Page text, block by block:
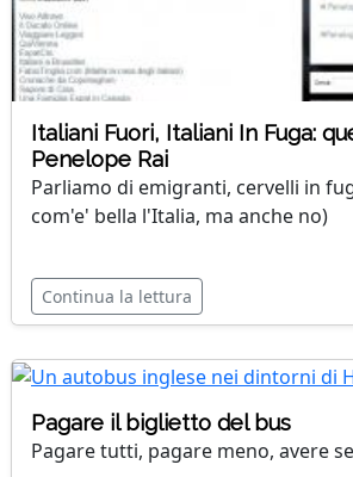
Italiani Fuori, Italiani In Fuga:
Penelope Rai
Parliamo di emigranti, cervelli in
com'e' bella l'Italia, ma anche no)
Continua la lettura
Pagare il biglietto del bus
Pagare tutti, pagare meno, avere